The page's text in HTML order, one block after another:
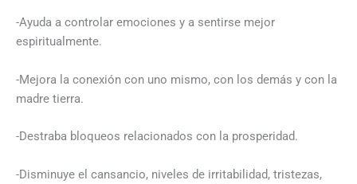
-Ayuda a controlar emociones y a sentirse mejor
espiritualmente.
-Mejora la conexión con uno mismo, con los demás y con la
madre tierra.
-Destraba bloqueos relacionados con la prosperidad.
-Disminuye el cansancio, niveles de irritabilidad, tristezas,